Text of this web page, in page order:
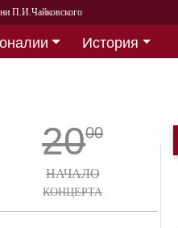
П.И.Чайковского
История
2000
НАЧАЛО
КОНЦЕРТА